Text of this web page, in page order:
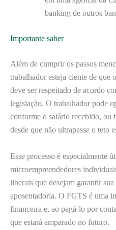
banking de outros
Importante saber
Além de cumprir os passos
trabalhador esteja ciente de que
deve ser respeitado de acordo
legislação. O trabalhador pode
conforme o salário recebido, ou
desde que não ultrapasse o teto
Esse processo é especialmente
microempreendedores
liberais que desejam garantir
aposentadoria. O FGTS é uma
financeira e, ao pagá-lo por
que estará amparado no futuro.